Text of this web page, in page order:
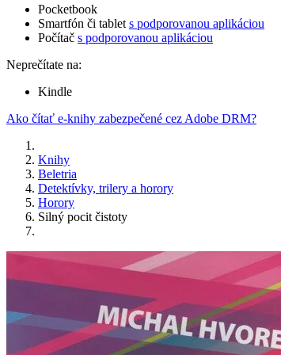
Pocketbook
Smartfón či tablet s podporovanou aplikáciou
Počítač s podporovanou aplikáciou
Neprečítate na:
Kindle
Ako čítať e-knihy zabezpečené cez Adobe DRM?
Knihy
Beletria
Detektívky, trilery a horory
Horory
Silný pocit čistoty